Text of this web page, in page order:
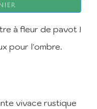
à fleur de pavot !
pour l'ombre.
vivace rustique